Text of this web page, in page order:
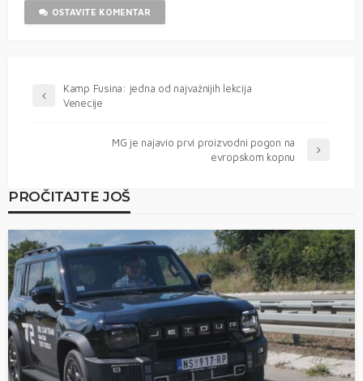
OSTAVITE KOMENTAR
Kamp Fusina: jedna od najvažnijih lekcija
Venecije
MG je najavio prvi proizvodni pogon na
evropskom kopnu
PROČITAJTE JOŠ